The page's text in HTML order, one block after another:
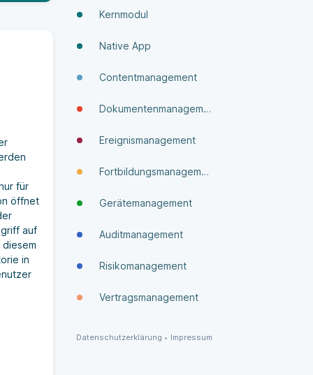
für
öffnet
auf
in
Kernmodul
Native App
Contentmanagement
Dokumenten­manage­ment
Ereignismanagement
Fortbildungsmanagement
Gerätemanagement
Auditmanagement
Risikomanagement
Vertragsmanagement
Datenschutzerklärung • Impressum